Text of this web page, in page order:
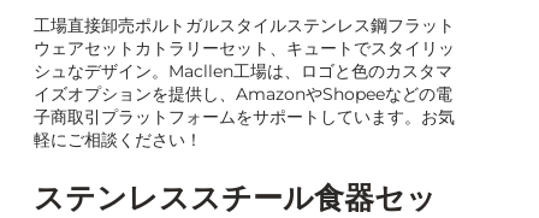
工場直接卸売ポルトガルスタイルステンレス鋼フラット
ウェアセットカトラリーセット、キュートでスタイリッ
シュなデザイン。Macllen工場は、ロゴと色のカスタマ
イズオプションを提供し、AmazonやShopeeなどの電
子商取引プラットフォームをサポートしています。お気
軽にご相談ください！
ステンレススチール食器セッ